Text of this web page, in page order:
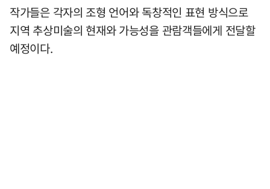
작가들은 각자의 조형 언어와 독창적인 표현 방식으로
지역 추상미술의 현재와 가능성을 관람객들에게 전달할
예정이다.